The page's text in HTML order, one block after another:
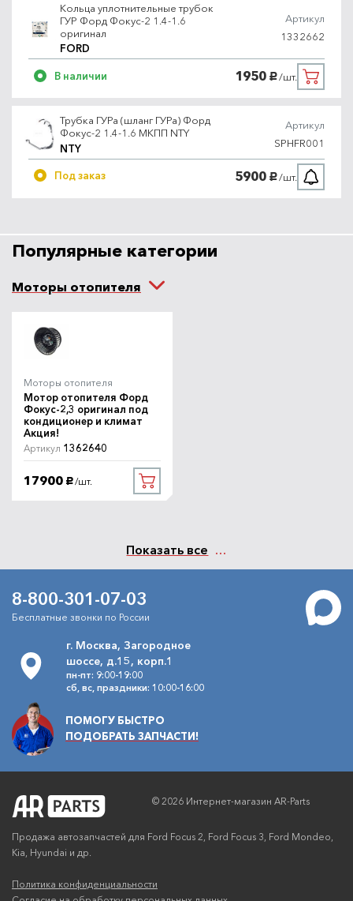
Кольца уплотнительные трубок
ГУР Форд Фокус-2 1.4-1.6
оригинал
FORD
Артикул
1332662
В наличии 1950 руб./шт.
Трубка ГУРа (шланг ГУРа) Форд
Фокус-2 1.4-1.6 МКПП NTY
NTY
Артикул
SPHFR001
Под заказ 5900 руб./шт.
Популярные категории
Моторы отопителя
Моторы отопителя
Мотор отопителя Форд
Фокус-2,3 оригинал под
кондиционер и климат
Акция!
Артикул 1362640
17900 руб. /шт.
Показать все
8-800-301-07-03
Бесплатные звонки по России
г. Москва, Загородное
шоссе, д.15, корп.1
пн-пт: 9:00-19:00
сб, вс, праздники: 10:00-16:00
ПОМОГУ БЫСТРО
ПОДОБРАТЬ ЗАПЧАСТИ!
© 2026 Интернет-магазин AR-Parts
Продажа автозапчастей для Ford Focus 2, Ford Focus 3, Ford Mondeo,
Kia, Hyundai и др.
Политика конфиденциальности